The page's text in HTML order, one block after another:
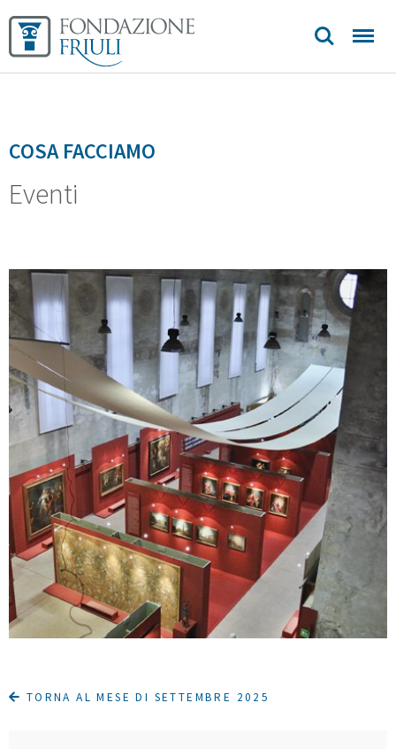
COSA FACCIAMO
Eventi
TORNA AL MESE DI SETTEMBRE 2025